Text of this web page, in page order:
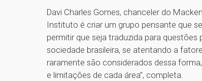
Davi Charles Gomes, chanceler do
Instituto é criar um grupo pensante que
permitir que seja traduzida para
sociedade brasileira, se atentando a
raramente são considerados dessa
e limitações de cada área”, completa.